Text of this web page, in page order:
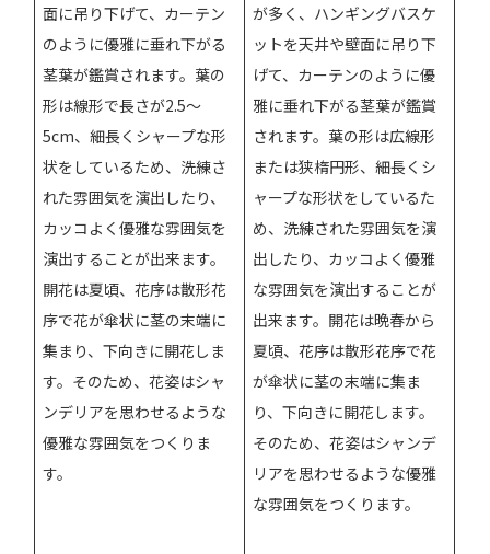
面に吊り下げて、カーテン
のように優雅に垂れ下がる
茎葉が鑑賞されます。葉の
形は線形で長さが2.5～
5cm、細長くシャープな形
状をしているため、洗練さ
れた雰囲気を演出したり、
カッコよく優雅な雰囲気を
演出することが出来ます。
開花は夏頃、花序は散形花
序で花が傘状に茎の末端に
集まり、下向きに開花しま
す。そのため、花姿はシャ
ンデリアを思わせるような
優雅な雰囲気をつくりま
す。
が多く、ハンギングバスケ
ットを天井や壁面に吊り下
げて、カーテンのように優
雅に垂れ下がる茎葉が鑑賞
されます。葉の形は広線形
または狭楕円形、細長くシ
ャープな形状をしているた
め、洗練された雰囲気を演
出したり、カッコよく優雅
な雰囲気を演出することが
出来ます。開花は晩春から
夏頃、花序は散形花序で花
が傘状に茎の末端に集ま
り、下向きに開花します。
そのため、花姿はシャンデ
リアを思わせるような優雅
な雰囲気をつくります。